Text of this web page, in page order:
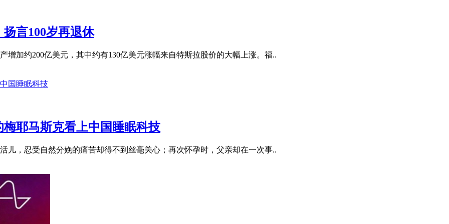
言100岁再退休
增加约200亿美元，其中约有130亿美元涨幅来自特斯拉股价的大幅上涨。福..
耶马斯克看上中国睡眠科技
儿，忍受自然分娩的痛苦却得不到丝毫关心；再次怀孕时，父亲却在一次事..